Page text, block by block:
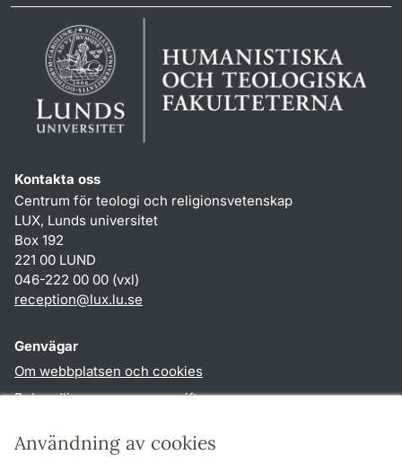
Användning av cookies
Kontakta oss
Centrum för teologi och religionsvetenskap
LUX, Lunds universitet
Box 192
221 00 LUND
046-222 00 00 (vxl)
reception@lux.lu.se
Genvägar
Om webbplatsen och cookies
Behandling av personuppgifter
TYPO3-login